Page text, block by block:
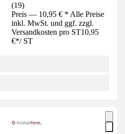
(19)
Preis — 10,95 € * Alle Preise
inkl. MwSt. und ggf. zzgl.
Versandkosten pro ST10,95
€*/ ST